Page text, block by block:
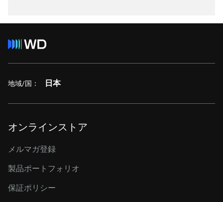
地域/国： 日本
オンラインストア
メルマガ登録
製品ポートフォリオ
保証ポリシー